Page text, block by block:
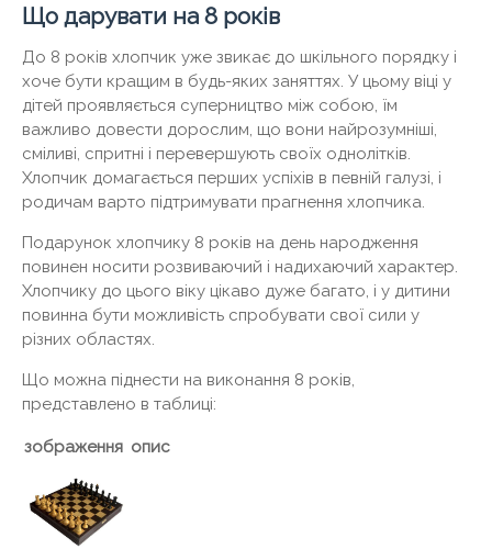
Що дарувати на 8 років
До 8 років хлопчик уже звикає до шкільного порядку і
хоче бути кращим в будь-яких заняттях. У цьому віці у
дітей проявляється суперництво між собою, їм
важливо довести дорослим, що вони найрозумніші,
сміливі, спритні і перевершують своїх однолітків.
Хлопчик домагається перших успіхів в певній галузі, і
родичам варто підтримувати прагнення хлопчика.
Подарунок хлопчику 8 років на день народження
повинен носити розвиваючий і надихаючий характер.
Хлопчику до цього віку цікаво дуже багато, і у дитини
повинна бути можливість спробувати свої сили у
різних областях.
Що можна піднести на виконання 8 років,
представлено в таблиці:
зображення опис